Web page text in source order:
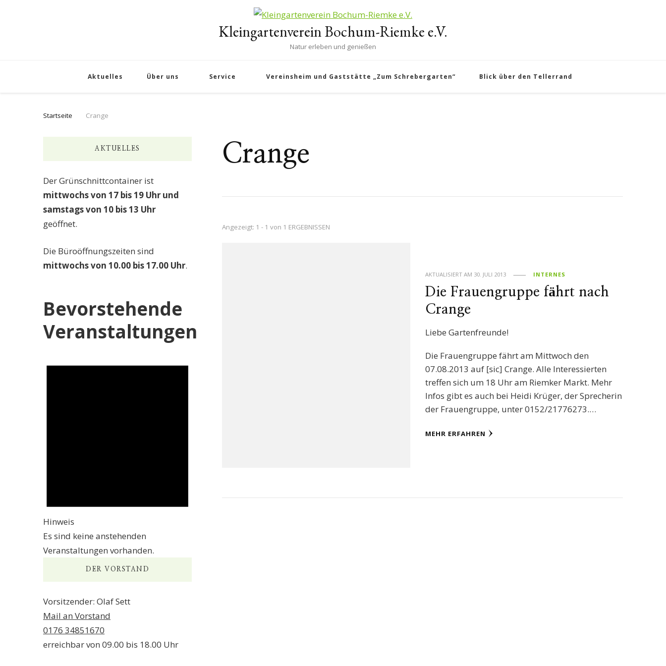
Kleingartenverein Bochum-Riemke e.V.
Natur erleben und genießen
Aktuelles Über uns Service Vereinsheim und Gaststätte „Zum Schrebergarten“ Blick über den Tellerrand
Startseite Crange
Crange
Angezeigt: 1 - 1 von 1 ERGEBNISSEN
AKTUALISIERT AM 30. JULI 2013 INTERNES
Die Frauengruppe fährt nach
Crange
Liebe Gartenfreunde!
Die Frauengruppe fährt am Mittwoch den
07.08.2013 auf [sic] Crange. Alle Interessierten
treffen sich um 18 Uhr am Riemker Markt. Mehr
Infos gibt es auch bei Heidi Krüger, der Sprecherin
der Frauengruppe, unter 0152/21776273.…
MEHR ERFAHREN
AKTUELLES
Der Grünschnittcontainer ist
mittwochs von 17 bis 19 Uhr und
samstags von 10 bis 13 Uhr
geöffnet.
Die Büroöffnungszeiten sind
mittwochs von 10.00 bis 17.00 Uhr.
Bevorstehende
Veranstaltungen
Hinweis
Es sind keine anstehenden
Veranstaltungen vorhanden.
DER VORSTAND
Vorsitzender: Olaf Sett
Mail an Vorstand
0176 34851670
erreichbar von 09.00 bis 18.00 Uhr